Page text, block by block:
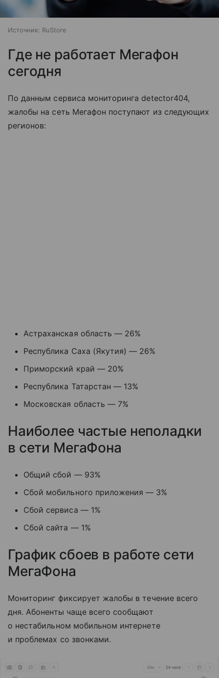
Источник: RuStore
Где не работает Мегафон
сегодня
По данным сервиса мониторинга detector404,
жалобы на сеть Мегафон поступают из следующих
регионов:
Астраханская область — 26%
Республика Саха (Якутия) — 26%
Приморский край — 20%
Республика Татарстан — 13%
Московская область — 7%
Наиболее частые неполадки
в сети МегаФона
Общий сбой — 93%
Сбой мобильного приложения — 3%
Сбой сервиса — 1%
Сбой сайта — 1%
График сбоев в работе сети
МегаФона
Мониторинг фиксирует жалобы в течение всего
дня. Абоненты чаще всего сообщают
о нестабильном мобильном интернете
и проблемах со звонками.